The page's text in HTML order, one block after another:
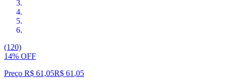
(120)
14% OFF
Preço R$ 61,05R$ 61 ,05